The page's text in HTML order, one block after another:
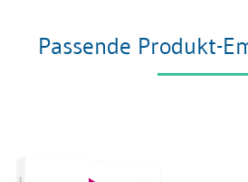
Passende Produkt-